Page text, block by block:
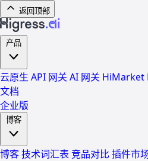
返回顶部
云原生 API 网关 AI 网关 HiMarket
文档
企业版
博客技术词汇表 竞品对比 插件市